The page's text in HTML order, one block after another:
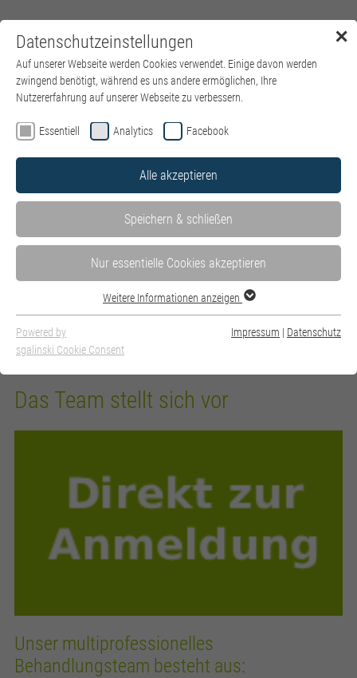
Menü
Das Team stellt sich vor
Unser multiprofessionelles
Behandlungsteam besteht aus:
✕
Datenschutzeinstellungen
Auf unserer Webseite werden Cookies verwendet. Einige davon werden
zwingend benötigt, während es uns andere ermöglichen, Ihre
Nutzererfahrung auf unserer Webseite zu verbessern.
Essentiell Analytics Facebook
Alle akzeptieren
Speichern & schließen
Nur essentielle Cookies akzeptieren
Weitere Informationen anzeigen
Powered by
sgalinski Cookie Consent
Impressum | Datenschutz